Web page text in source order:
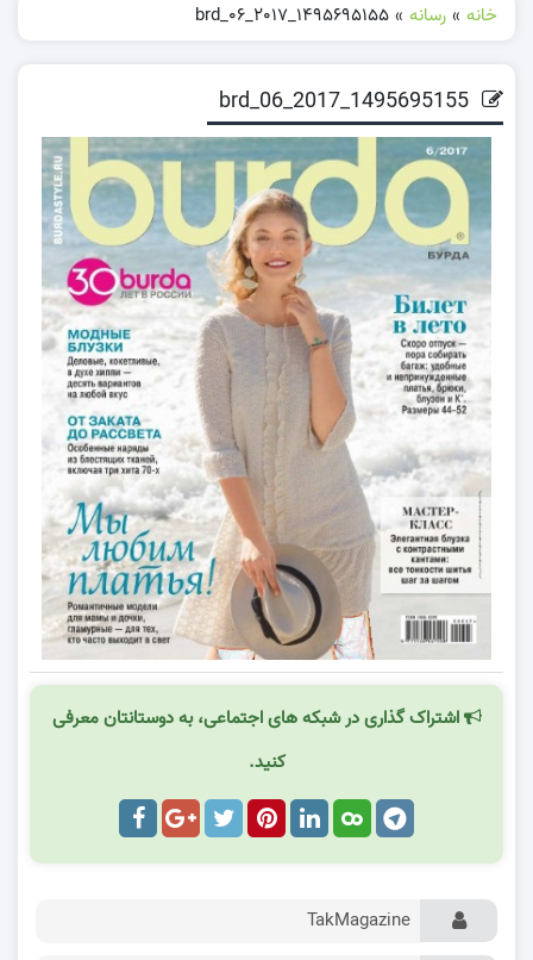
خانه » رسانه »
1495695155_brd_06_2017
اشتراک گذاری در شبکه های اجتماعی، به دوستانتان معرفی
کنید.
TakMagazine